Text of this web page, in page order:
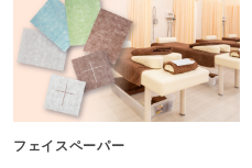
フェイスペーパー